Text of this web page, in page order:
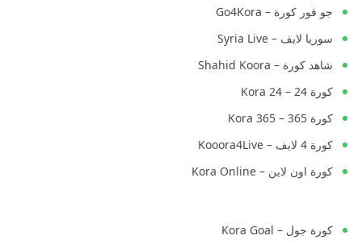
جو فور كورة – Go4Kora
سوريا لايف – Syria Live
شاهد كورة – Shahid Koora
كورة 24 – Kora 24
كورة 365 – Kora 365
كورة 4 لايف – Kooora4Live
كورة اون لاين – Kora Online
كورة جول – Kora Goal